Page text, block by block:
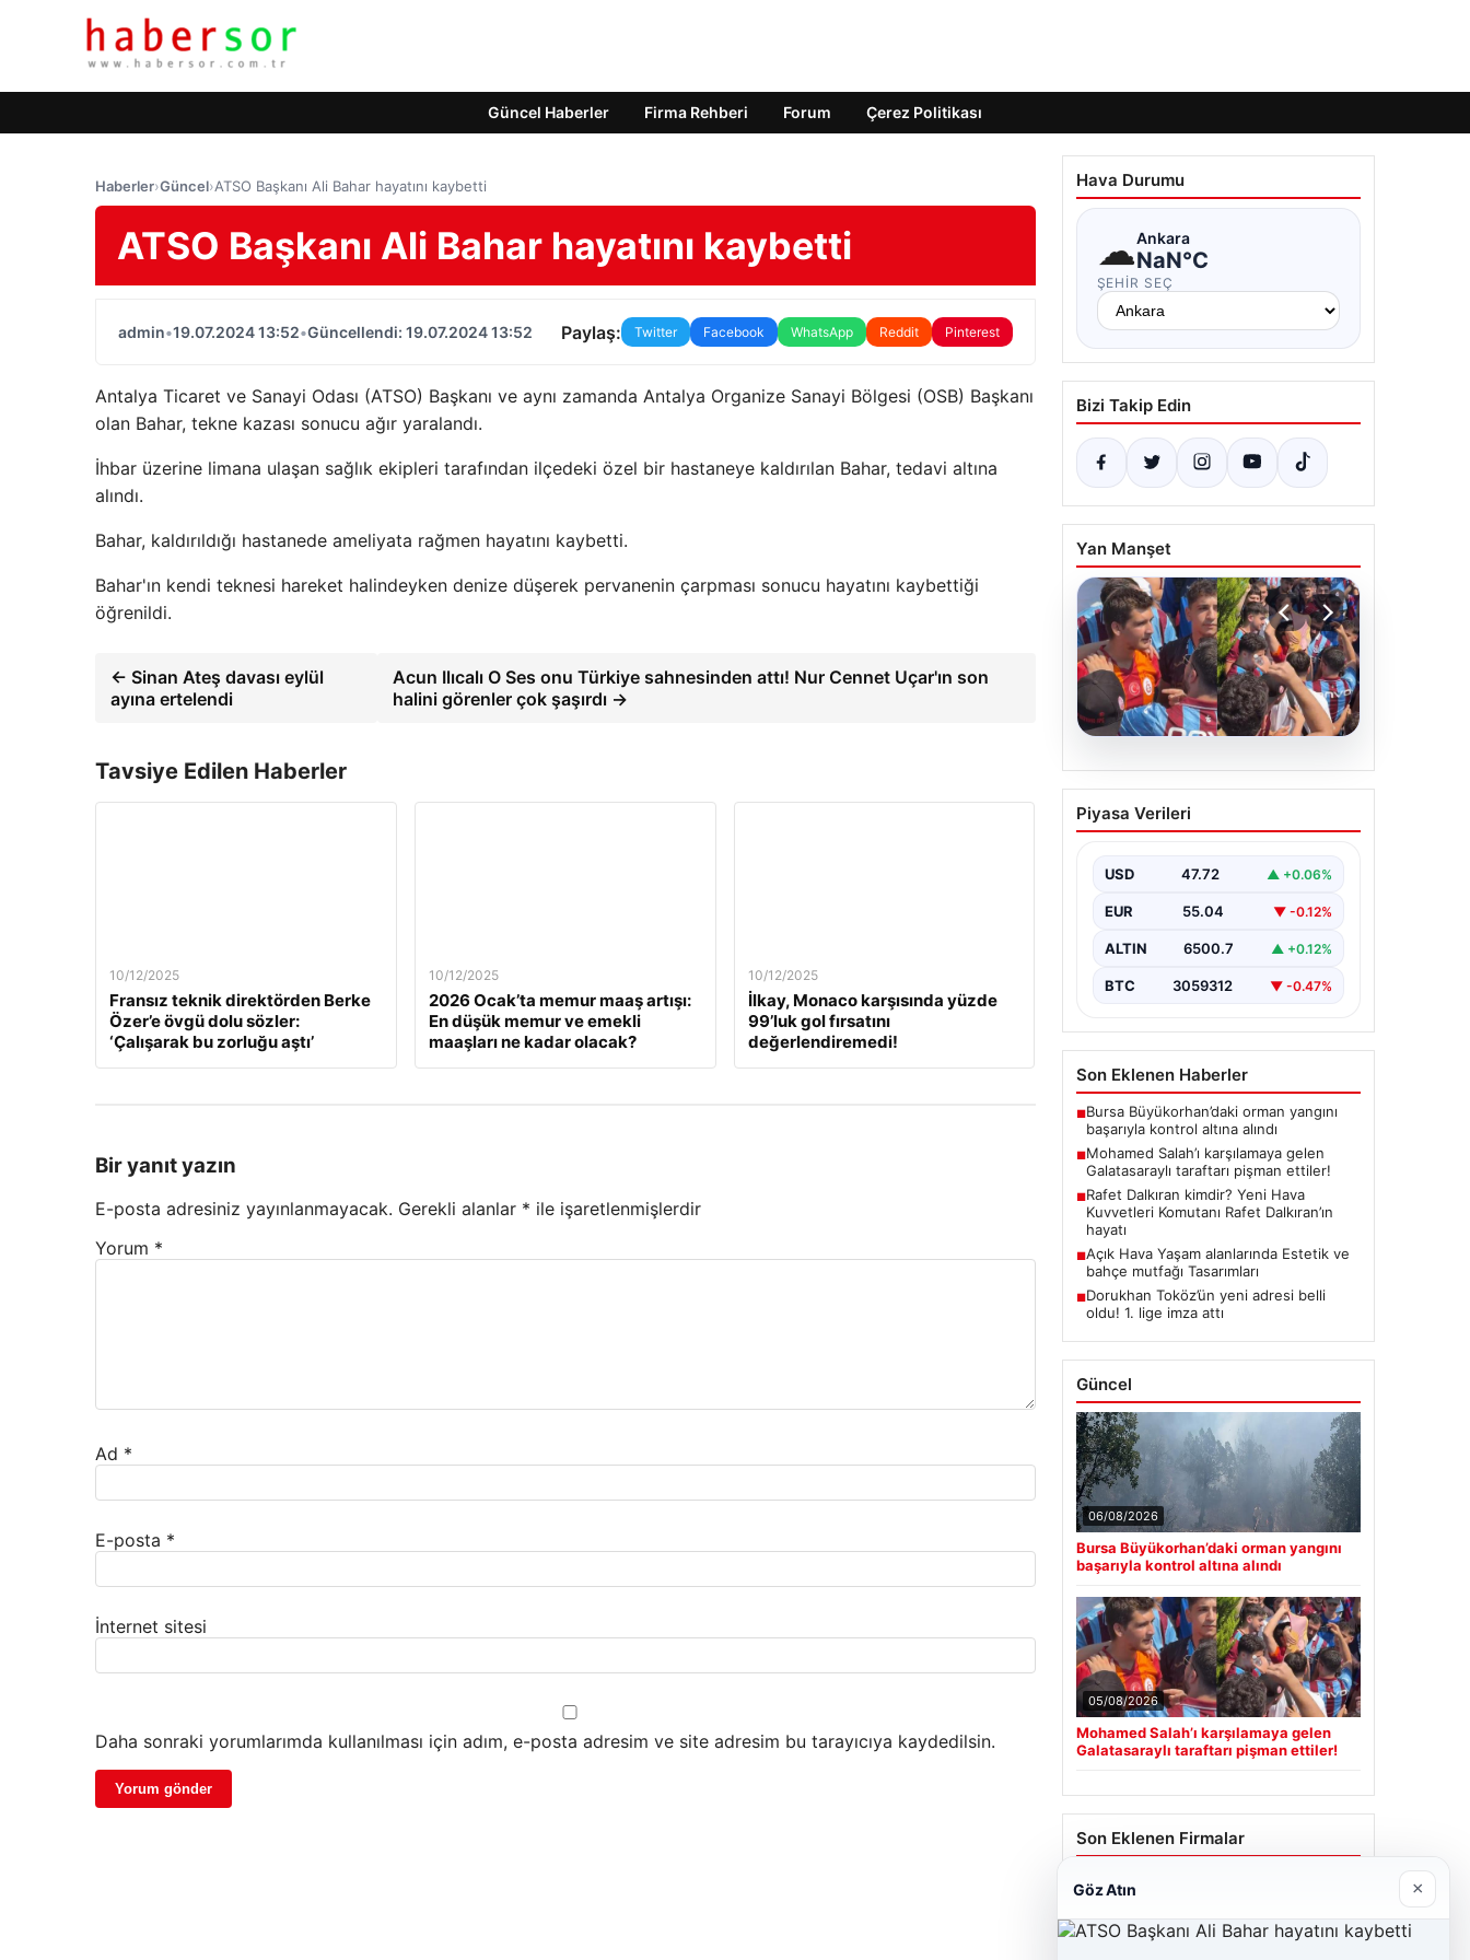
Güncel Haberler Firma Rehberi Forum Çerez Politikası
Haberler›Güncel›ATSO Başkanı Ali Bahar hayatını kaybetti
ATSO Başkanı Ali Bahar hayatını kaybetti
admin•19.07.2024 13:52•Güncellendi: 19.07.2024 13:52 Paylaş: Twitter Facebook WhatsApp Reddit Pinterest
Antalya Ticaret ve Sanayi Odası (ATSO) Başkanı ve aynı zamanda Antalya Organize Sanayi Bölgesi (OSB) Başkanı
olan Bahar, tekne kazası sonucu ağır yaralandı.
İhbar üzerine limana ulaşan sağlık ekipleri tarafından ilçedeki özel bir hastaneye kaldırılan Bahar, tedavi altına
alındı.
Bahar, kaldırıldığı hastanede ameliyata rağmen hayatını kaybetti.
Bahar'ın kendi teknesi hareket halindeyken denize düşerek pervanenin çarpması sonucu hayatını kaybettiği
öğrenildi.
← Sinan Ateş davası eylül
ayına ertelendi
Acun Ilıcalı O Ses onu Türkiye sahnesinden attı! Nur Cennet Uçar'ın son
halini görenler çok şaşırdı →
Tavsiye Edilen Haberler
10/12/2025
Fransız teknik direktörden Berke
Özer’e övgü dolu sözler:
‘Çalışarak bu zorluğu aştı’
10/12/2025
2026 Ocak’ta memur maaş artışı:
En düşük memur ve emekli
maaşları ne kadar olacak?
10/12/2025
İlkay, Monaco karşısında yüzde
99’luk gol fırsatını
değerlendiremedi!
Bir yanıt yazın
E-posta adresiniz yayınlanmayacak. Gerekli alanlar * ile işaretlenmişlerdir
Yorum *
Ad *
E-posta *
İnternet sitesi
Daha sonraki yorumlarımda kullanılması için adım, e-posta adresim ve site adresim bu tarayıcıya kaydedilsin.
Hava Durumu
☁Ankara
NaN°C
ŞEHIR SEÇ
Bizi Takip Edin
Yan Manşet
05.08.2026
Mohamed Salah’ı
karşılamaya gelen
pişman ettiler!
Piyasa Verileri
USD 47.72 ▲ +0.06%
EUR 55.04 ▼ -0.12%
ALTIN 6500.7 ▲ +0.12%
BTC 3059312 ▼ -0.47%
Son Eklenen Haberler
■Bursa Büyükorhan’daki orman yangını
başarıyla kontrol altına alındı
■Mohamed Salah’ı karşılamaya gelen
Galatasaraylı taraftarı pişman ettiler!
■Rafet Dalkıran kimdir? Yeni Hava
Kuvvetleri Komutanı Rafet Dalkıran’ın
hayatı
■Açık Hava Yaşam alanlarında Estetik ve
bahçe mutfağı Tasarımları
■Dorukhan Toköz’ün yeni adresi belli
oldu! 1. lige imza attı
Güncel
06/08/2026
Bursa Büyükorhan’daki orman yangını
başarıyla kontrol altına alındı
05/08/2026
Mohamed Salah’ı karşılamaya gelen
Galatasaraylı taraftarı pişman ettiler!
Son Eklenen Firmalar
Cengiz Sigorta
23/06/2026
Göz Atın ×